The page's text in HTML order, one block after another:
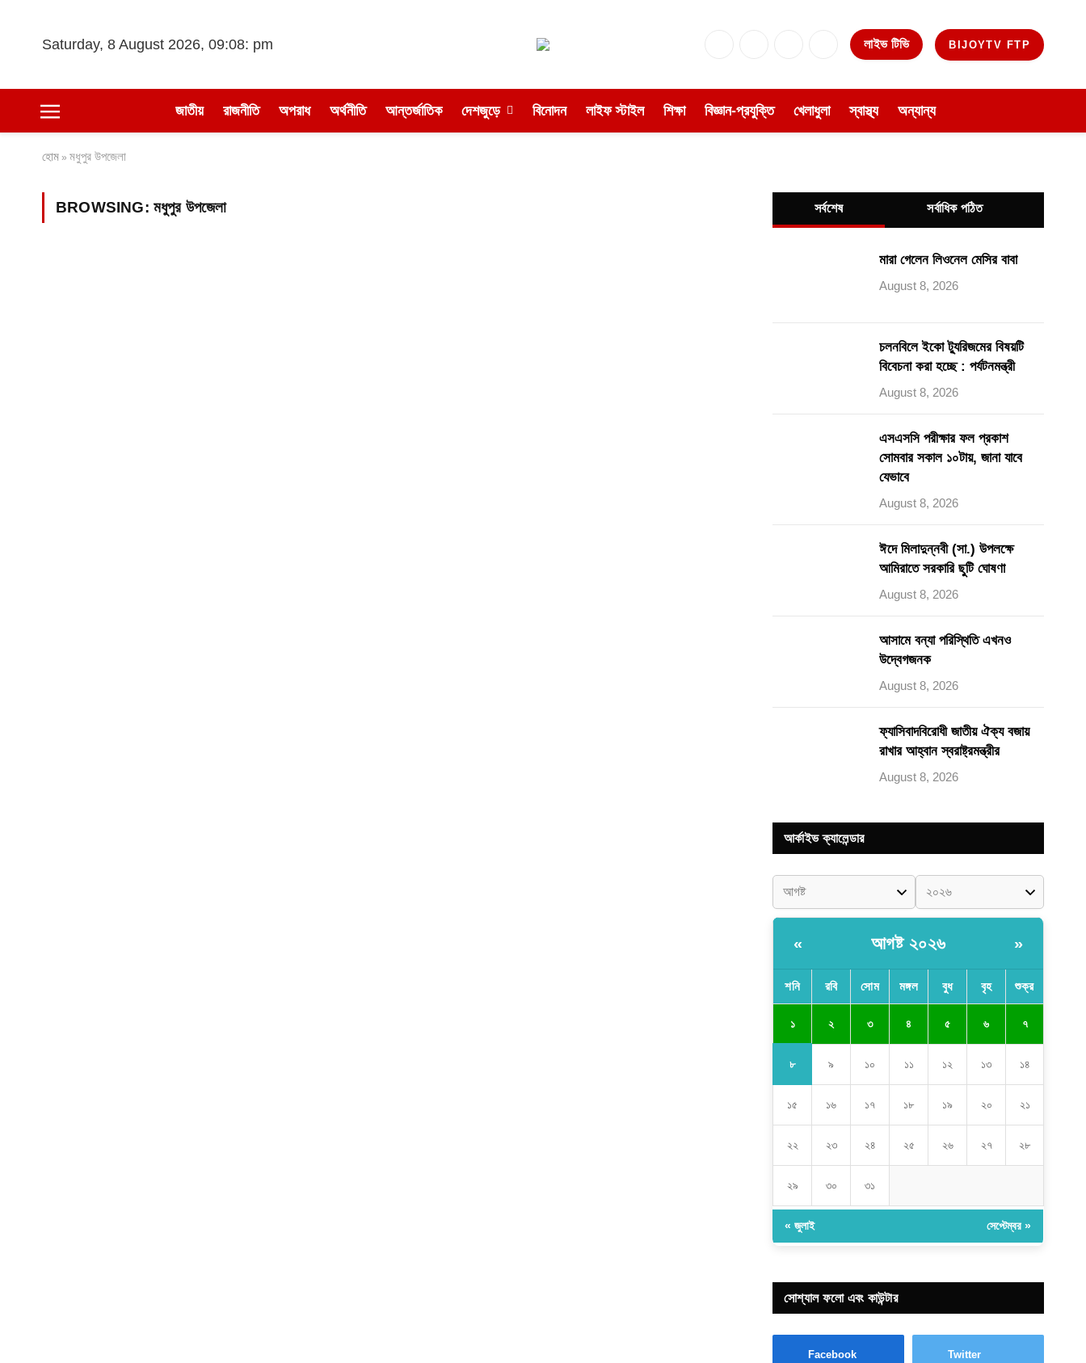
Saturday, 8 August 2026, 09:08: pm YouTube
লাইভ টিভি BIJOYTV FTP
জাতীয় রাজনীতি অপরাধ অর্থনীতি আন্তর্জাতিক দেশজুড়ে বিনোদন লাইফ স্টাইল শিক্ষা বিজ্ঞান-প্রযুক্তি খেলাধুলা স্বাস্থ্য অন্যান্য
হোম » মধুপুর উপজেলা
BROWSING: মধুপুর উপজেলা সর্বশেষ সর্বাধিক পঠিত
মারা গেলেন লিওনেল মেসির বাবা
August 8, 2026
চলনবিলে ইকো ট্যুরিজমের বিষয়টি
বিবেচনা করা হচ্ছে : পর্যটনমন্ত্রী
August 8, 2026
এসএসসি পরীক্ষার ফল প্রকাশ
সোমবার সকাল ১০টায়, জানা যাবে
যেভাবে
August 8, 2026
ঈদে মিলাদুন্নবী (সা.) উপলক্ষে
আমিরাতে সরকারি ছুটি ঘোষণা
August 8, 2026
আসামে বন্যা পরিস্থিতি এখনও
উদ্বেগজনক
August 8, 2026
ফ্যাসিবাদবিরোধী জাতীয় ঐক্য বজায়
রাখার আহ্বান স্বরাষ্ট্রমন্ত্রীর
August 8, 2026
আর্কাইভ ক্যালেন্ডার
« আগষ্ট ২০২৬ »
শনি রবি সোম মঙ্গল বুধ বৃহ শুক্র
১ ২ ৩ ৪ ৫ ৬ ৭
৮ ৯ ১০ ১১ ১২ ১৩ ১৪
১৫ ১৬ ১৭ ১৮ ১৯ ২০ ২১
২২ ২৩ ২৪ ২৫ ২৬ ২৭ ২৮
২৯ ৩০ ৩১
« জুলাই সেপ্টেম্বর »
সোশ্যাল ফলো এবং কাউন্টার
Facebook Twitter